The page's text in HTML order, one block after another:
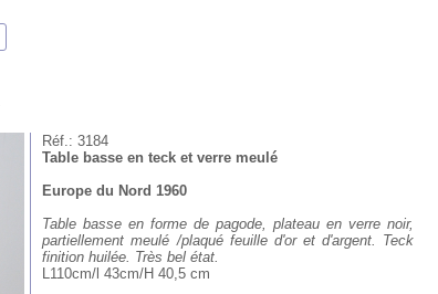
Réf.: 3184
Table basse en teck et verre meulé
Europe du Nord 1960
Table basse en forme de pagode, plateau en verre noir,
partiellement meulé /plaqué feuille d'or et d'argent. Teck
finition huilée. Très bel état.
L110cm/l 43cm/H 40,5 cm